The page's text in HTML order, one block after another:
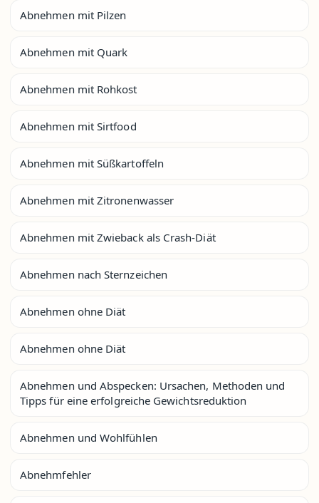
Abnehmen mit Pilzen
Abnehmen mit Quark
Abnehmen mit Rohkost
Abnehmen mit Sirtfood
Abnehmen mit Süßkartoffeln
Abnehmen mit Zitronenwasser
Abnehmen mit Zwieback als Crash-Diät
Abnehmen nach Sternzeichen
Abnehmen ohne Diät
Abnehmen ohne Diät
Abnehmen und Abspecken: Ursachen, Methoden und
Tipps für eine erfolgreiche Gewichtsreduktion
Abnehmen und Wohlfühlen
Abnehmfehler